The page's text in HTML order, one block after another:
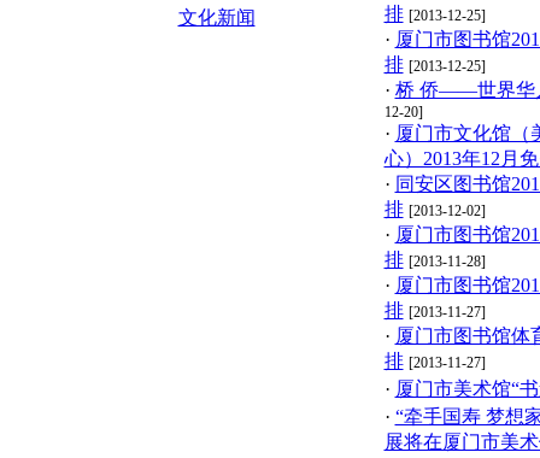
文化新闻
排 [2013-12-25]
· 厦门市图书馆
排 [2013-12-25]
· 桥 侨——世界华
12-20]
· 厦门市文化馆（
心）2013年12月
· 同安区图书馆
排 [2013-12-02]
· 厦门市图书馆
排 [2013-11-28]
· 厦门市图书馆
排 [2013-11-27]
· 厦门市图书馆体
排 [2013-11-27]
· 厦门市美术馆“
· “牵手国寿 梦想
展将在厦门市美